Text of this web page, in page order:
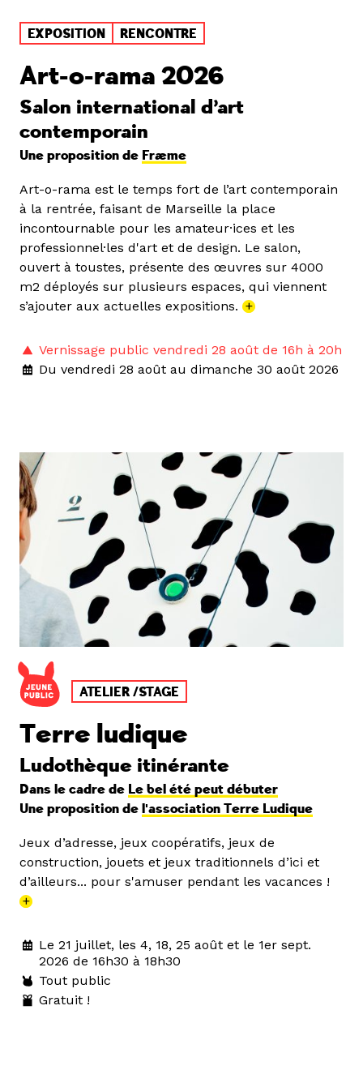
EXPOSITION RENCONTRE
Art-o-rama 2026
Salon international d’art
contemporain
Une proposition de Fræme
Art-o-rama est le temps fort de l’art contemporain
à la rentrée, faisant de Marseille la place
incontournable pour les amateur·ices et les
professionnel·les d'art et de design. Le salon,
ouvert à toustes, présente des œuvres sur 4000
m2 déployés sur plusieurs espaces, qui viennent
s’ajouter aux actuelles expositions. +
Vernissage public vendredi 28 août de 16h à 20h
Du vendredi 28 août au dimanche 30 août 2026
ATELIER /STAGE
Terre ludique
Ludothèque itinérante
Dans le cadre de Le bel été peut débuter
Une proposition de l'association Terre Ludique
Jeux d’adresse, jeux coopératifs, jeux de
construction, jouets et jeux traditionnels d’ici et
d’ailleurs... pour s'amuser pendant les vacances !
+
Le 21 juillet, les 4, 18, 25 août et le 1er sept.
2026 de 16h30 à 18h30
Tout public
Gratuit !